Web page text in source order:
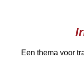
Een thema voor